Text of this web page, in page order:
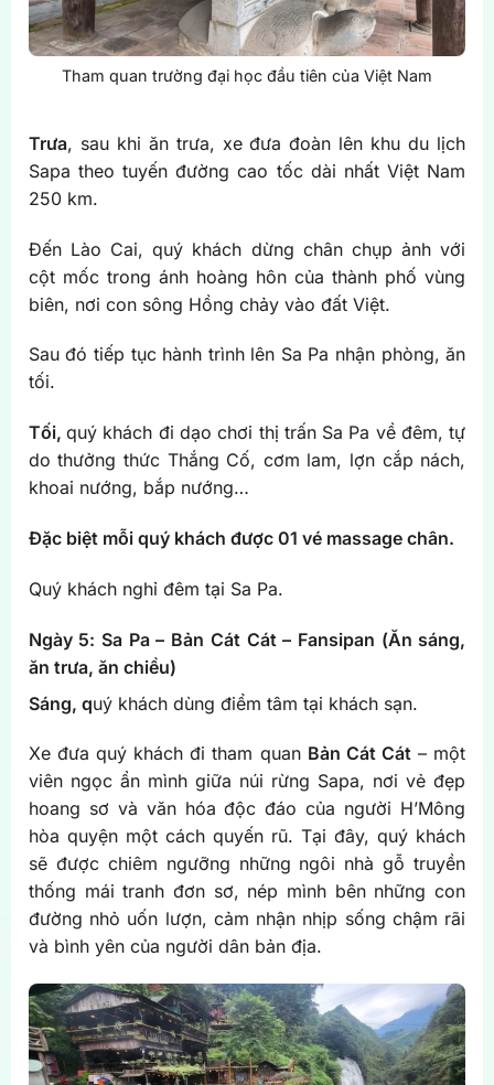
Tham quan trường đại học đầu tiên của Việt Nam
Trưa, sau khi ăn trưa, xe đưa đoàn lên khu du lịch
Sapa theo tuyến đường cao tốc dài nhất Việt Nam
250 km.
Đến Lào Cai, quý khách dừng chân chụp ảnh với
cột mốc trong ánh hoàng hôn của thành phố vùng
biên, nơi con sông Hồng chảy vào đất Việt.
Sau đó tiếp tục hành trình lên Sa Pa nhận phòng, ăn
tối.
Tối,quý khách đi dạo chơi thị trấn Sa Pa về đêm, tự
do thưởng thức Thắng Cố, cơm lam, lợn cắp nách,
khoai nướng, bắp nướng…
Đặc biệt mỗi quý khách được 01 vé massage chân.
Quý khách nghỉ đêm tại Sa Pa.
Ngày 5: Sa Pa – Bản Cát Cát – Fansipan (Ăn sáng,
ăn trưa, ăn chiều)
Sáng, quý khách dùng điểm tâm tại khách sạn.
Xe đưa quý khách đi tham quan Bản Cát Cát– một
viên ngọc ẩn mình giữa núi rừng Sapa, nơi vẻ đẹp
hoang sơ và văn hóa độc đáo của người H’Mông
hòa quyện một cách quyến rũ. Tại đây, quý khách
sẽ được chiêm ngưỡng những ngôi nhà gỗ truyền
thống mái tranh đơn sơ, nép mình bên những con
đường nhỏ uốn lượn, cảm nhận nhịp sống chậm rãi
và bình yên của người dân bản địa.